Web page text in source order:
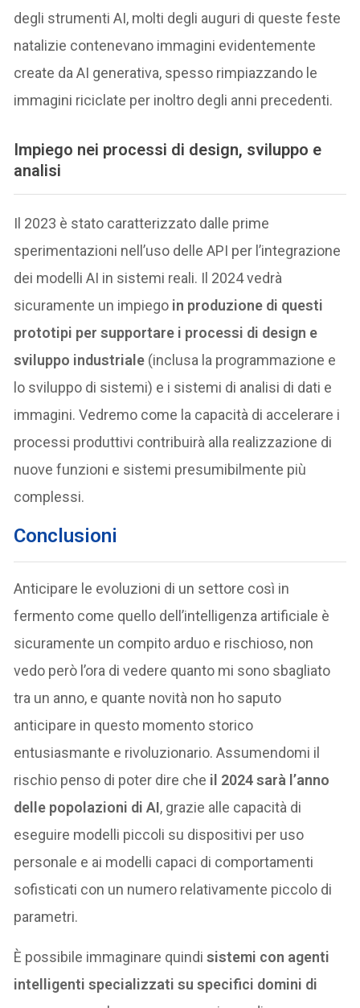
degli strumenti AI, molti degli auguri di queste feste
natalizie contenevano immagini evidentemente
create da AI generativa, spesso rimpiazzando le
immagini riciclate per inoltro degli anni precedenti.
Impiego nei processi di design, sviluppo e
analisi
Il 2023 è stato caratterizzato dalle prime
sperimentazioni nell’uso delle API per l’integrazione
dei modelli AI in sistemi reali. Il 2024 vedrà
sicuramente un impiego in produzione di questi
prototipi per supportare i processi di design e
sviluppo industriale (inclusa la programmazione e
lo sviluppo di sistemi) e i sistemi di analisi di dati e
immagini. Vedremo come la capacità di accelerare i
processi produttivi contribuirà alla realizzazione di
nuove funzioni e sistemi presumibilmente più
complessi.
Conclusioni
Anticipare le evoluzioni di un settore così in
fermento come quello dell’intelligenza artificiale è
sicuramente un compito arduo e rischioso, non
vedo però l’ora di vedere quanto mi sono sbagliato
tra un anno, e quante novità non ho saputo
anticipare in questo momento storico
entusiasmante e rivoluzionario. Assumendomi il
rischio penso di poter dire che il 2024 sarà l’anno
delle popolazioni di AI, grazie alle capacità di
eseguire modelli piccoli su dispositivi per uso
personale e ai modelli capaci di comportamenti
sofisticati con un numero relativamente piccolo di
parametri.
È possibile immaginare quindisistemi con agenti
intelligenti specializzati su specifici domini di